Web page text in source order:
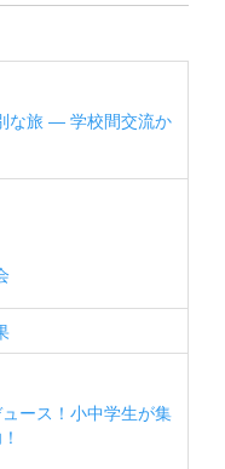
な旅 ― 学校間交流か
ース！小中学生が集